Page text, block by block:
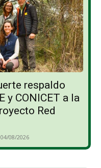
respaldo
y CONICET a la
Red
04/08/2026